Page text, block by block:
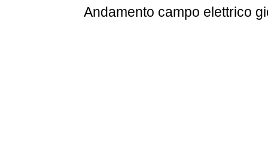
Andamento campo elettrico